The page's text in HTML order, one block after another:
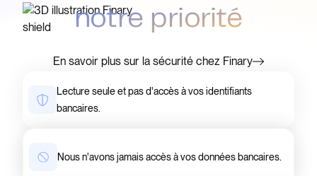
notre priorité
En savoir plus sur la sécurité chez Finary
Lecture seule et pas d'accès à vos identifiants
bancaires.
Nous n'avons jamais accès à vos données bancaires.